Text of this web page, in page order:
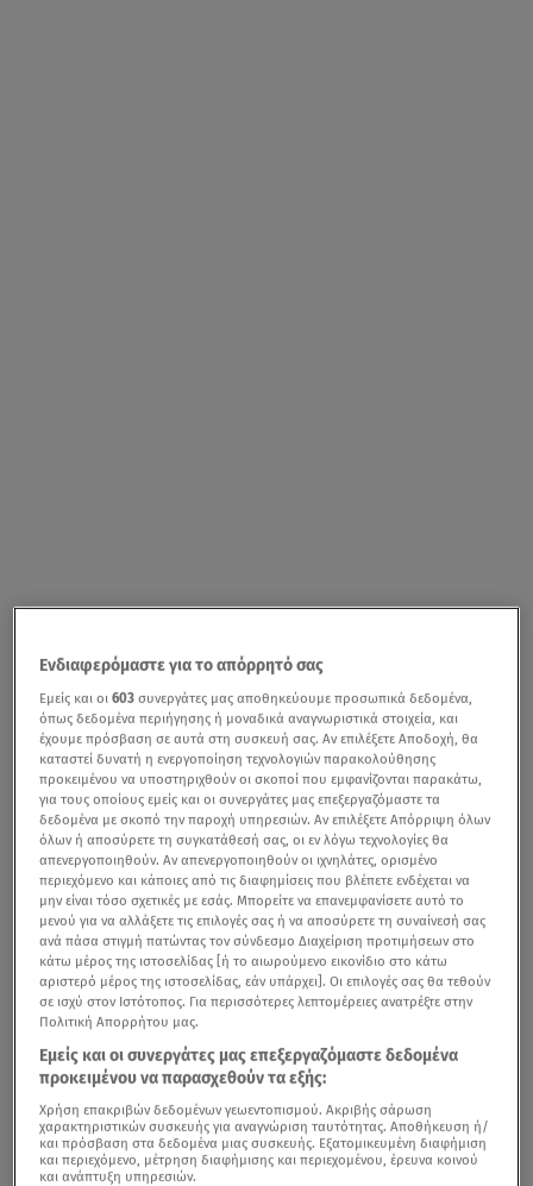
Ενδιαφερόμαστε για το απόρρητό σας
Εμείς και οι603 συνεργάτες μας αποθηκεύουμε προσωπικά δεδομένα,
όπως δεδομένα περιήγησης ή μοναδικά αναγνωριστικά στοιχεία, και
έχουμε πρόσβαση σε αυτά στη συσκευή σας. Αν επιλέξετε Αποδοχή, θα
καταστεί δυνατή η ενεργοποίηση τεχνολογιών παρακολούθησης
προκειμένου να υποστηριχθούν οι σκοποί που εμφανίζονται παρακάτω,
για τους οποίους εμείς και οι συνεργάτες μας επεξεργαζόμαστε τα
δεδομένα με σκοπό την παροχή υπηρεσιών. Αν επιλέξετε Απόρριψη όλων
όλων ή αποσύρετε τη συγκατάθεσή σας, οι εν λόγω τεχνολογίες θα
απενεργοποιηθούν. Αν απενεργοποιηθούν οι ιχνηλάτες, ορισμένο
περιεχόμενο και κάποιες από τις διαφημίσεις που βλέπετε ενδέχεται να
μην είναι τόσο σχετικές με εσάς. Μπορείτε να επανεμφανίσετε αυτό το
μενού για να αλλάξετε τις επιλογές σας ή να αποσύρετε τη συναίνεσή σας
ανά πάσα στιγμή πατώντας τον σύνδεσμο Διαχείριση προτιμήσεων στο
κάτω μέρος της ιστοσελίδας [ή το αιωρούμενο εικονίδιο στο κάτω
αριστερό μέρος της ιστοσελίδας, εάν υπάρχει]. Οι επιλογές σας θα τεθούν
σε ισχύ στον Ιστότοπος. Για περισσότερες λεπτομέρειες ανατρέξτε στην
Πολιτική Απορρήτου μας.
Εμείς και οι συνεργάτες μας επεξεργαζόμαστε δεδομένα
προκειμένου να παρασχεθούν τα εξής:
Χρήση επακριβών δεδομένων γεωεντοπισμού. Ακριβής σάρωση
χαρακτηριστικών συσκευής για αναγνώριση ταυτότητας. Αποθήκευση ή/
και πρόσβαση στα δεδομένα μιας συσκευής. Εξατομικευμένη διαφήμιση
και περιεχόμενο, μέτρηση διαφήμισης και περιεχομένου, έρευνα κοινού
και ανάπτυξη υπηρεσιών.